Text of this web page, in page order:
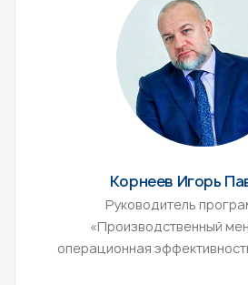
Корнеев Игорь
Руководитель
«Производственный
операционная